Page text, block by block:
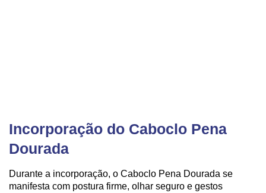
Incorporação do Caboclo Pena
Dourada
Durante a incorporação, o Caboclo Pena Dourada se
manifesta com postura firme, olhar seguro e gestos